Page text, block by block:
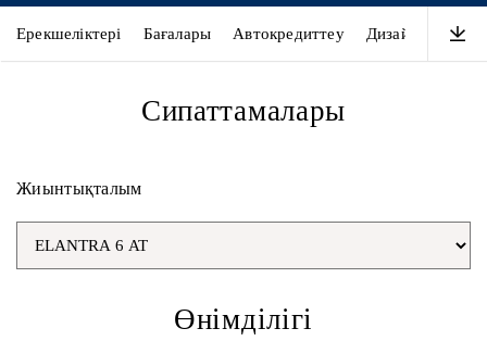
ELANTRA
Ерекшеліктері Бағалары Автокредиттеу Дизайны
Сипаттамалары
Жиынтықталым
Өнімділігі